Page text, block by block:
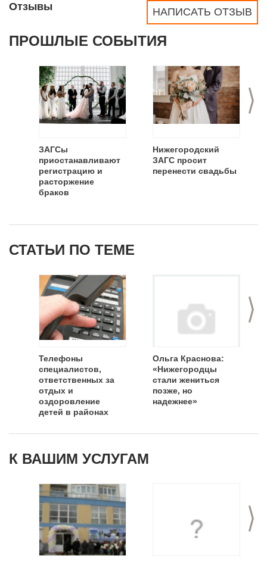
НАПИСАТЬ ОТЗЫВ
Отзывы
ПРОШЛЫЕ СОБЫТИЯ
>
ЗАГСы
приостанавливают
регистрацию и
расторжение
браков
Нижегородский
ЗАГС просит
перенести свадьбы
СТАТЬИ ПО ТЕМЕ
>
Телефоны
специалистов,
ответственных за
отдых и
оздоровление
детей в районах
Ольга Краснова:
«Нижегородцы
стали жениться
позже, но
надежнее»
К ВАШИМ УСЛУГАМ
>